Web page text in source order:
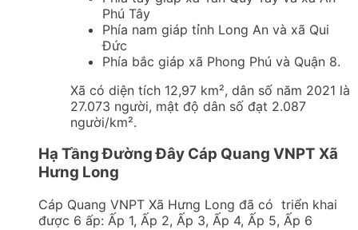
Phú Tây
Phía nam giáp tỉnh Long An và xã Qui
Đức
Phía bắc giáp xã Phong Phú và Quận 8.
Xã có diện tích 12,97 km², dân số năm 2021 là
27.073 người, mật độ dân số đạt 2.087
người/km².
Hạ Tầng Đường Đây Cáp Quang VNPT Xã
Hưng Long
Cáp Quang VNPT Xã Hưng Long đã có triển khai
được 6 ấp: Ấp 1, Ấp 2, Ấp 3, Ấp 4, Ấp 5, Ấp 6